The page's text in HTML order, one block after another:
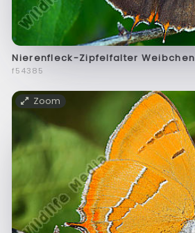
Nierenfleck-Zipfelfalter Weibchen
f54385
Zoom